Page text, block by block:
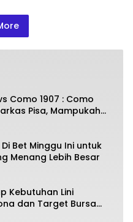
Como 1907 : Como
Pisa, Mampukah
Mencuri Poin?
Bet Minggu Ini untuk
Menang Lebih Besar
Kebutuhan Lini
dan Target Bursa